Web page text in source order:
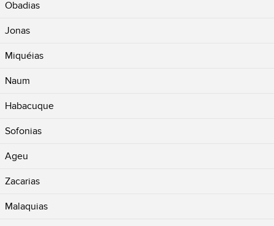
Obadias
Jonas
Miquéias
Naum
Habacuque
Sofonias
Ageu
Zacarias
Malaquias